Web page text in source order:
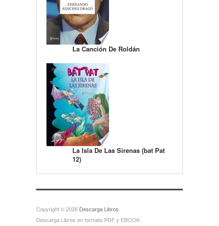
La Canción De Roldán
La Isla De Las Sirenas (bat Pat
12)
Copyright © 2026 Descarga Libros
Descarga Libros en formato PDF y EBOOK